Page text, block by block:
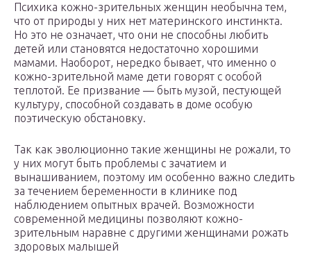
Психика кожно-зрительных женщин необычна тем,
что от природы у них нет материнского инстинкта.
Но это не означает, что они не способны любить
детей или становятся недостаточно хорошими
мамами. Наоборот, нередко бывает, что именно о
кожно-зрительной маме дети говорят с особой
теплотой. Ее призвание — быть музой, пестующей
культуру, способной создавать в доме особую
поэтическую обстановку.
Так как эволюционно такие женщины не рожали, то
у них могут быть проблемы с зачатием и
вынашиванием, поэтому им особенно важно следить
за течением беременности в клинике под
наблюдением опытных врачей. Возможности
современной медицины позволяют кожно-
зрительным наравне с другими женщинами рожать
здоровых малышей